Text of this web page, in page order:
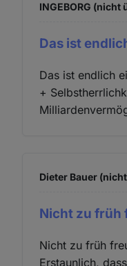
INGEBORG (nicht
Das ist
Das ist endlich
+
Dieter Bauer
Nicht zu früh
Nicht zu früh
Erstaunlich,